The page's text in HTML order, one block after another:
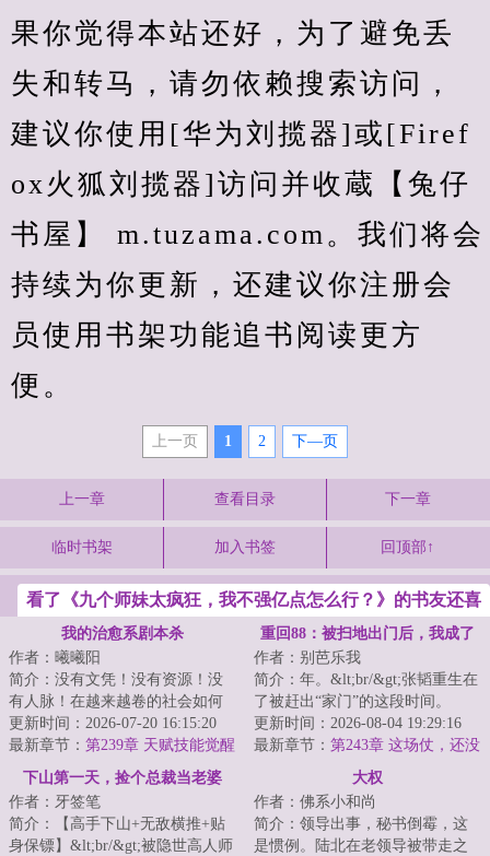
果你觉得本站还好，为了避免丢
失和转马，请勿依赖搜索访问，
建议你使用[华为刘揽器]或[Firef
ox火狐刘揽器]访问并收蔵【兔仔
书屋】 m.tuzama.com。我们将会
持续为你更新，还建议你注册会
员使用书架功能追书阅读更方
便。
上一页 1 2 下—页
上一章 查看目录 下一章
临时书架 加入书签 回顶部↑
看了《九个师妹太疯狂，我不强亿点怎么行？》的书友还喜
欢看
我的治愈系剧本杀
作者：曦曦阳
简介：没有文凭！没有资源！没
有人脉！在越来越卷的社会如何
生存？!然而祸不单行，在孤儿院
里相依为命的...
更新时间：2026-07-20 16:15:20
最新章节： 第239章 天赋技能觉醒
重回88：被扫地出门后，我成了
万元户
作者：别芭乐我
简介：年。&lt;br/&gt;张韬重生在
了被赶出“家门”的这段时间。
&lt;br/&gt;二十三年的某个雨夜，
医院抱错...
更新时间：2026-08-04 19:29:16
最新章节： 第243章 这场仗，还没
开打就已经结束了
下山第一天，捡个总裁当老婆
作者：牙签笔
简介：【高手下山+无敌横推+贴
身保镖】&lt;br/&gt;被隐世高人师
大权
作者：佛系小和尚
简介：领导出事，秘书倒霉，这
是惯例。陆北在老领导被带走之